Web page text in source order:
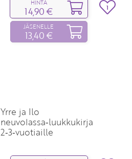
HINTA
14,90 €
JÄSENELLE
13,40 €
1
Yrre ja Ilo
neuvolassa‑luukkukirja
2‑3‑vuotiaille